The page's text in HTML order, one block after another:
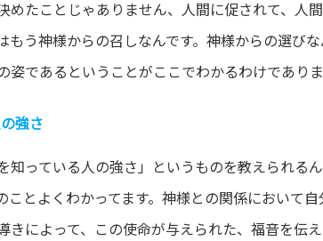
めたことじゃありません、人間に促されて、人
もう神様からの召しなんです。神様からの選び
姿であるということがここでわかるわけでありま
強さ
知っている人の強さ」というものを教えられる
ことよくわかってます。神様との関係において
きによって、この使命が与えられた、福音を伝